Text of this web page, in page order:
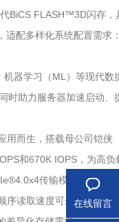
BiCS FLASH™3D闪存
配多样化系统配置需
器学习（ML）等现代
时助力服务器加速启动
用而生，搭载母公司铠
和670K IOPS，为高
传输模式与
序读取速度可达在线留言